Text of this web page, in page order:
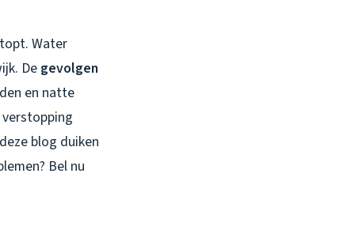
Water
De gevolgen
en natte
blog duiken
Bel nu